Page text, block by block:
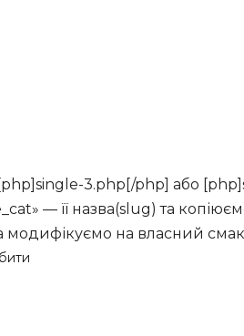
3.php[/php] або
— її назва(slug) та
модифікуємо на власний